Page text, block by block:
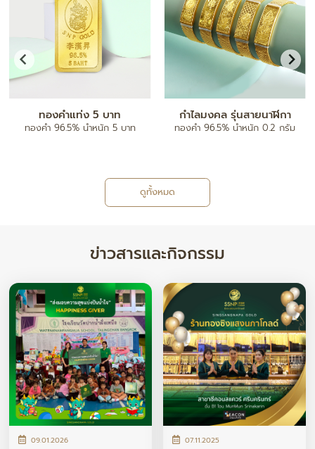
จี้ตัวอักษร A-Z
ทองคำ 96.5% น้ำหนัก ครึ่งสลึง/ 1
กำไลข้อมือ
ทองคำ 80% ฝังเพชรแท้
ดูทั้งหมด
ข่าวสารและกิจกรรม
09.01.2026 07.11.2025